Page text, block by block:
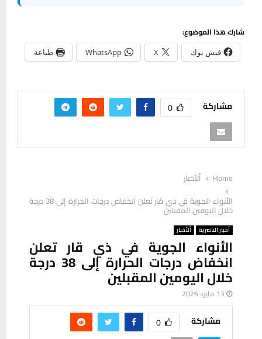
شارك هذا الموضوع:
فيس بوك X
WhatsApp طباعة
مشاركة 0
Home
ألأخبار
الأنواء الجوية في ذي قار تعلن انخفاض درجات الحرارة إلى 38 درجة
خلال اليومين المقبلين
أخبار الناصرية ألأخبار
الأنواء الجوية في ذي قار تعلن
انخفاض درجات الحرارة إلى 38 درجة
خلال اليومين المقبلين
13 مايو، 2026
مشاركة 0